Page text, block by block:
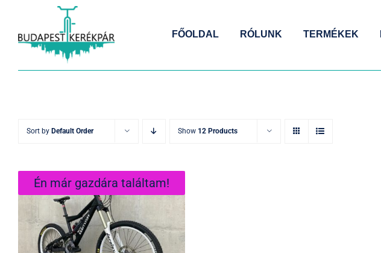
FŐOLDAL RÓLUNK TERMÉKEK
Sort by Default Order Show 12 Products
Én már gazdára találtam!
KRAFSTOFF E1
superenduro Gyári
állapotban